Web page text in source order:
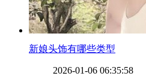
​新娘头饰有哪些类型
2026-01-06 06:35:58